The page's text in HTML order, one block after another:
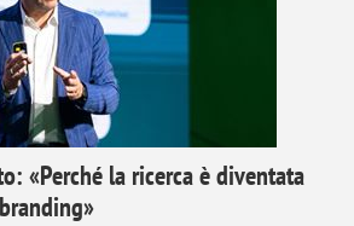
«Perché la ricerca è diventata